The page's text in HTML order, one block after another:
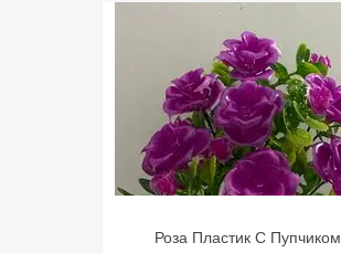
Роза Пластик С Пупчиком